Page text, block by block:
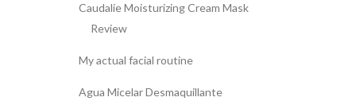
Caudalíe Moisturizing Cream Mask
Review
My actual facial routine
Agua Micelar Desmaquillante